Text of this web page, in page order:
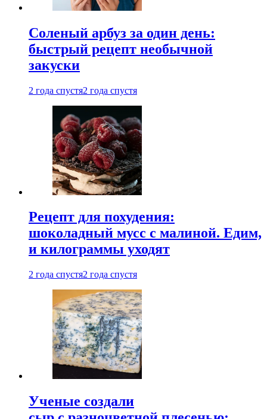
Соленый арбуз за один день:
быстрый рецепт необычной
закуски
2 года спустя2 года спустя
Рецепт для похудения:
шоколадный мусс с малиной. Едим,
и килограммы уходят
2 года спустя2 года спустя
Ученые создали